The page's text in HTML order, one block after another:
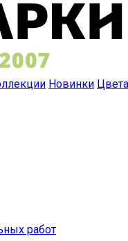
Новинки Цвета
работ